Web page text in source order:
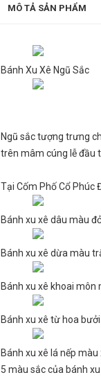
MÔ TẢ SẢN PHẨM
Bánh Xu Xê Ngũ Sắc
Ngũ sắc tượng trưng
trên mâm cúng lễ đầu
Tại Cốm Phố Cổ Phúc
Bánh xu xê dâu màu
Bánh xu xê dừa màu
Bánh xu xê khoai môn
Bánh xu xê từ hoa
Bánh xu xê lá nếp màu
5 màu sắc của bánh